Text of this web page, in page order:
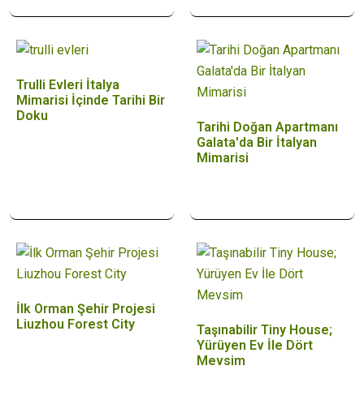
Trulli Evleri İtalya
Mimarisi İçinde Tarihi Bir
Doku
Tarihi Doğan Apartmanı
Galata'da Bir İtalyan
Mimarisi
İlk Orman Şehir Projesi
Liuzhou Forest City
Taşınabilir Tiny House;
Yürüyen Ev İle Dört
Mevsim